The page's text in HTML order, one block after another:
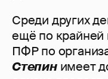
Среди других
ещё по крайней
ПФР по
Степинимеет